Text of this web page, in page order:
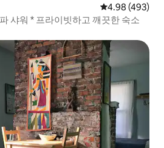
평점 4.98점(5
4.98 (493)
샤워 * 프라이빗하고 깨끗한 숙소